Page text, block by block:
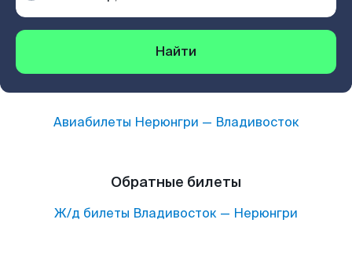
Найти
Авиабилеты Нерюнгри — Владивосток
Обратные билеты
Ж/д билеты Владивосток — Нерюнгри